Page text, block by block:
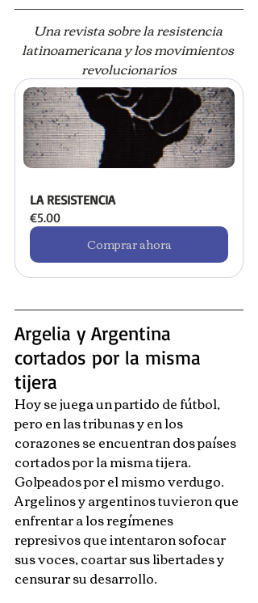
Una revista sobre la resistencia
latinoamericana y los movimientos
revolucionarios
LA RESISTENCIA
€5.00
Comprar ahora
Argelia y Argentina
cortados por la misma
tijera
Hoy se juega un partido de fútbol,
pero en las tribunas y en los
corazones se encuentran dos países
cortados por la misma tijera.
Golpeados por el mismo verdugo.
Argelinos y argentinos tuvieron que
enfrentar a los regímenes
represivos que intentaron sofocar
sus voces, coartar sus libertades y
censurar su desarrollo.